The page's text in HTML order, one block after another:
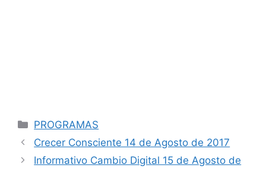
Categorías
PROGRAMAS
Navegación
de
Crecer Consciente 14 de Agosto de 2017
Informativo Cambio Digital 15 de Agosto de